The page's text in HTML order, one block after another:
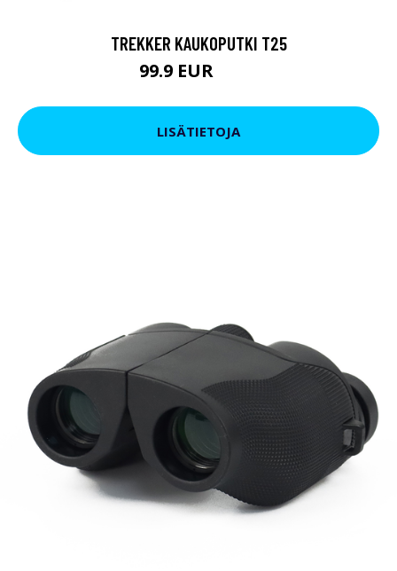
TREKKER KAUKOPUTKI T25
99.9 EUR
LISÄTIETOJA